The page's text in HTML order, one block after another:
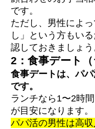
です。
ただし、男性によ
し」という方もい
認しておきましょう
2：食事デート（
食事デートは、パ
です。
ランチなら1〜2時
が目安になります。
パパ活の男性は高